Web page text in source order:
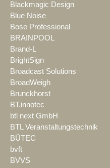
Blackmagic Design
Blue Noise
Bose Professional
BRAINPOOL
Brand-L
BrightSign
Broadcast Solutions
BroadWeigh
Brunckhorst
BT.innotec
btl next GmbH
BTL Veranstaltungstechnik
BÜTEC
bvft
BVVS